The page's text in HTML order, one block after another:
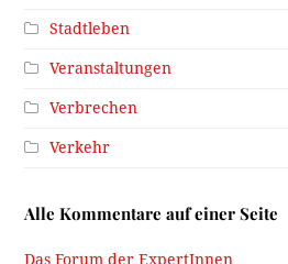
Stadtleben
Veranstaltungen
Verbrechen
Verkehr
Alle Kommentare auf einer Seite
Das Forum der ExpertInnen